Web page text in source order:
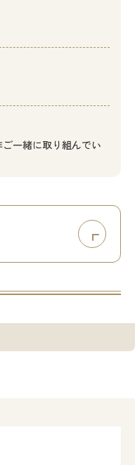
一緒に取り組んでい